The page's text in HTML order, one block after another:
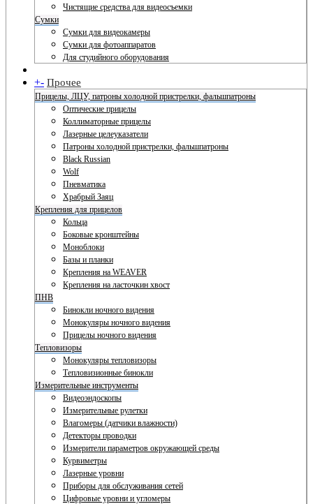
Чистящие средства для видеосъемки
Сумки
Сумки для видеокамеры
Сумки для фотоаппаратов
Для студийного оборудования
+- Прочее
Прицелы, ЛЦУ, патроны холодной пристрелки, фальшпатроны
Оптические прицелы
Коллиматорные прицелы
Лазерные целеуказатели
Патроны холодной пристрелки, фальшпатроны
Black Russian
Wolf
Пневматика
Храбрый Заяц
Крепления для прицелов
Кольца
Боковые кронштейны
Моноблоки
Базы и планки
Крепления на WEAVER
Крепления на ласточкин хвост
ПНВ
Бинокли ночного видения
Монокуляры ночного видения
Прицелы ночного видения
Тепловизоры
Монокуляры тепловизоры
Тепловизионные бинокли
Измерительные инструменты
Видеоэндоскопы
Измерительные рулетки
Влагомеры (датчики влажности)
Детекторы проводки
Измерители параметров окружающей среды
Курвиметры
Лазерные уровни
Приборы для обслуживания сетей
Цифровые уровни и угломеры